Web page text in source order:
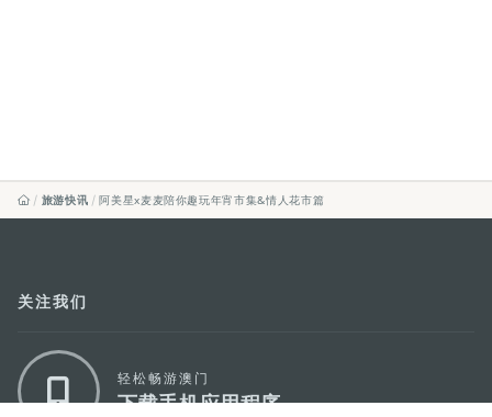
旅游快讯 阿美星x麦麦陪你趣玩年宵市集&情人花市篇
关注我们
轻松畅游澳门
下载手机应用程序